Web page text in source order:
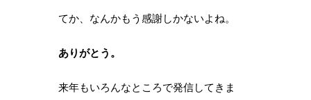
てか、なんかもう感謝しかないよね。
ありがとう。
来年もいろんなところで発信してきま